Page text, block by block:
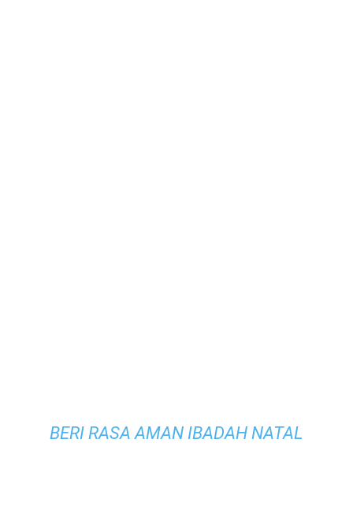
BERI RASA AMAN IBADAH NATAL